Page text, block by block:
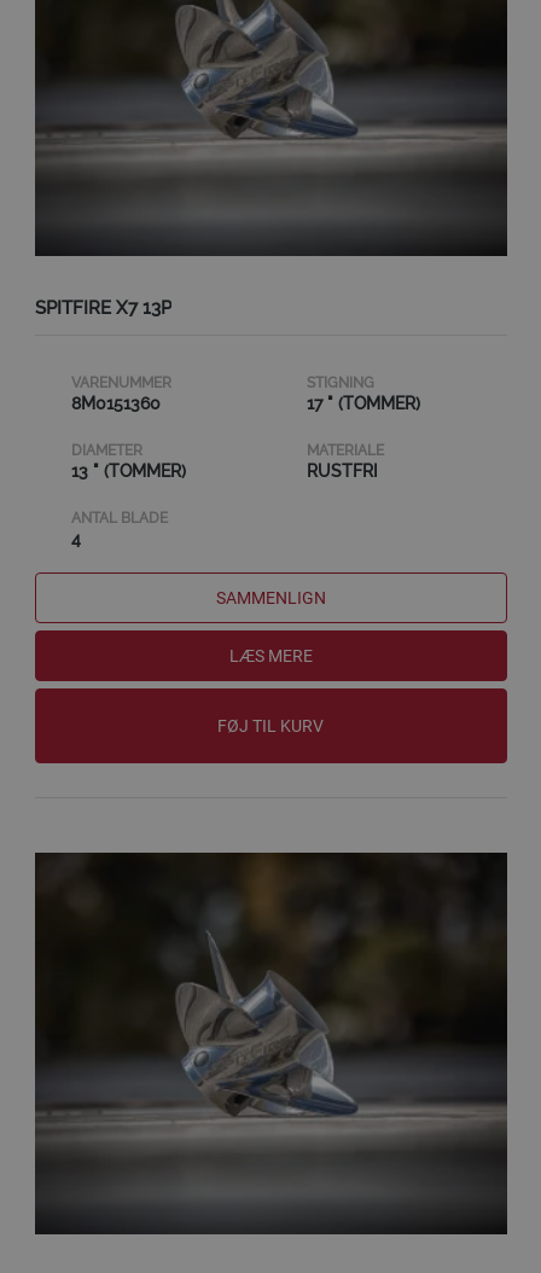
SPITFIRE X7 13P
VARENUMMER
8M0151360
STIGNING
17 " (TOMMER)
DIAMETER
13 " (TOMMER)
MATERIALE
RUSTFRI
ANTAL BLADE
4
SAMMENLIGN
LÆS MERE
FØJ TIL KURV